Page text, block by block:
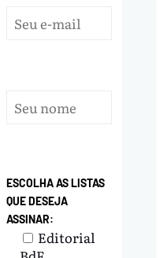
ESCOLHA AS LISTAS
QUE DESEJA
ASSINAR:
Editorial